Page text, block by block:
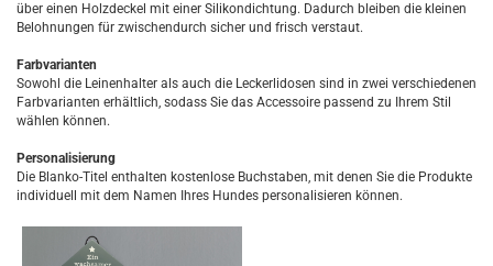
über einen Holzdeckel mit einer Silikondichtung. Dadurch bleiben die kleinen
Belohnungen für zwischendurch sicher und frisch verstaut.
Farbvarianten
Sowohl die Leinenhalter als auch die Leckerlidosen sind in zwei verschiedenen
Farbvarianten erhältlich, sodass Sie das Accessoire passend zu Ihrem Stil
wählen können.
Personalisierung
Die Blanko-Titel enthalten kostenlose Buchstaben, mit denen Sie die Produkte
individuell mit dem Namen Ihres Hundes personalisieren können.